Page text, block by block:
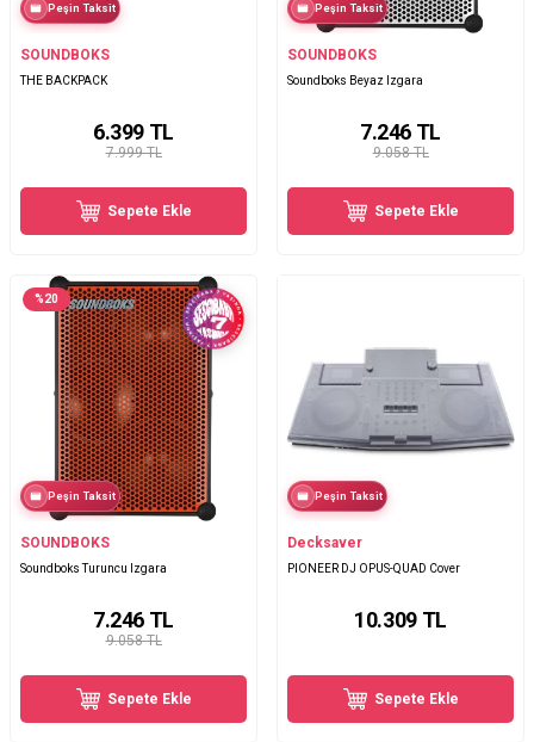
Peşin Taksit
SOUNDBOKS
THE BACKPACK
7.999 TL
6.399 TL
Sepete Ekle
Peşin Taksit
SOUNDBOKS
Soundboks Beyaz Izgara
9.058 TL
7.246 TL
Sepete Ekle
%20
Peşin Taksit
SOUNDBOKS
Soundboks Turuncu Izgara
9.058 TL
7.246 TL
Sepete Ekle
Peşin Taksit
Decksaver
PIONEER DJ OPUS-QUAD Cover
10.309TL
Sepete Ekle